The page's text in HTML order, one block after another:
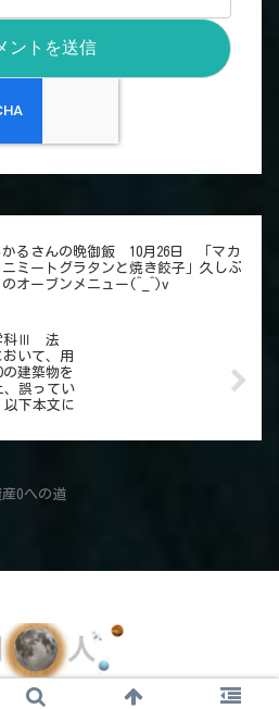
かるさんの晩御飯 10月26日 「マカ
ニミートグラタンと焼き餃子」久しぶ
のオーブンメニュー(^_^)v
科Ⅲ 法
いて、用
の建築物を
、誤ってい
以下本文に
0への道
の人のイラスト.